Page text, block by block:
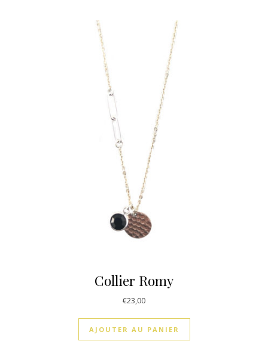
Collier Romy
€23,00
AJOUTER AU PANIER